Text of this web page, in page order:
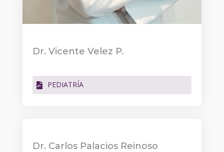
Dr. Vicente Velez P.
PEDIATRÍA
Dr. Carlos Palacios Reinoso